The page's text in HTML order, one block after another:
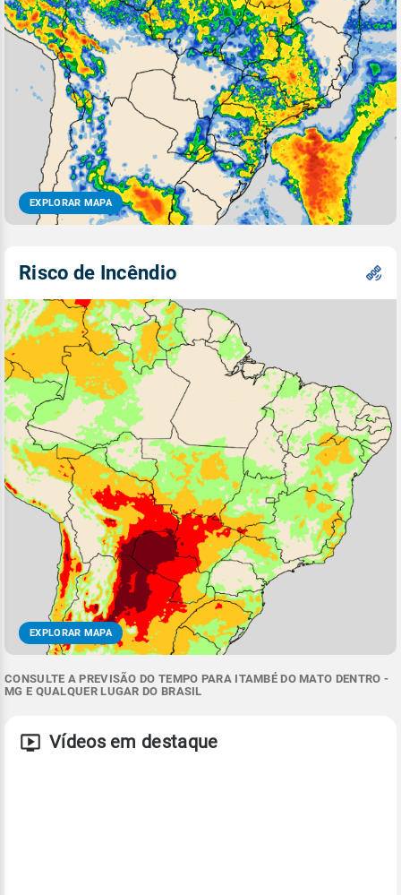
EXPLORAR MAPA
Risco de Incêndio
EXPLORAR MAPA
CONSULTE A PREVISÃO DO TEMPO PARA ITAMBÉ DO MATO DENTRO -
MG E QUALQUER LUGAR DO BRASIL
Vídeos em destaque